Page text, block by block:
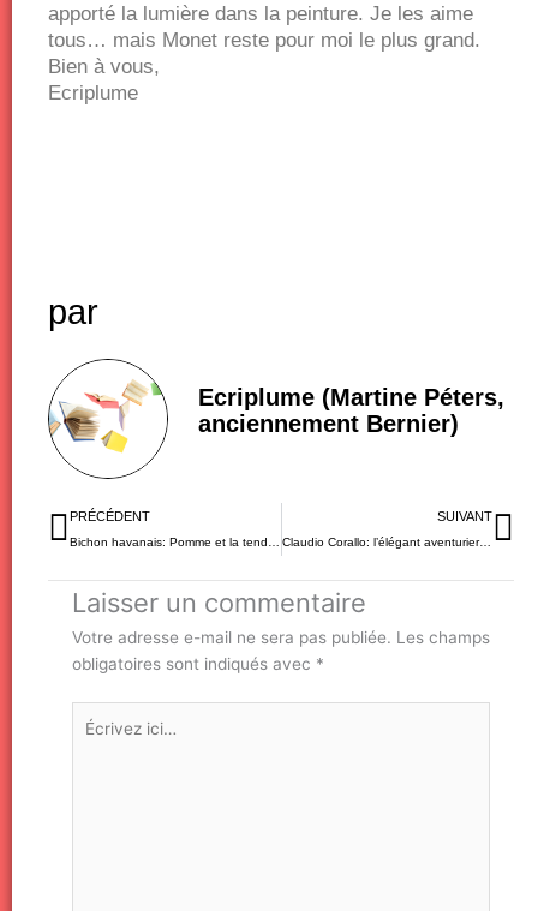
apporté la lumière dans la peinture. Je les aime
tous… mais Monet reste pour moi le plus grand.
Bien à vous,
Ecriplume
par
Ecriplume (Martine Péters,
anciennement Bernier)
Précédent
PRÉCÉDENT
Bichon havanais: Pomme et la tendresse
SUIVANT
Claudio Corallo: l’élégant aventurier des saveurs
Laisser un commentaire
Votre adresse e-mail ne sera pas publiée. Les champs
obligatoires sont indiqués avec *
Écrivez
ici…